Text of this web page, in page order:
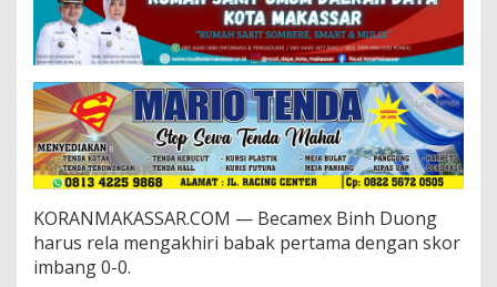
,
P
S
M
M
k
a
s
s
r
T
KORANMAKASSAR.COM — Becamex Binh Duong
harus rela mengakhiri babak pertama dengan skor
imbang 0-0.